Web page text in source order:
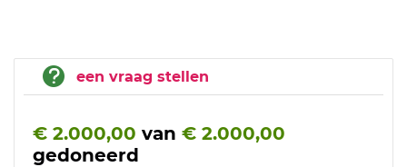
een vraag stellen
€ 2.000,00 van € 2.000,00
gedoneerd